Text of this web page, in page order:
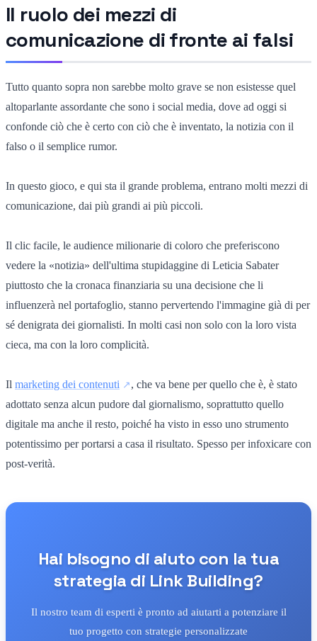
Il ruolo dei mezzi di
comunicazione di fronte ai falsi
Tutto quanto sopra non sarebbe molto grave se non esistesse quel
altoparlante assordante che sono i social media, dove ad oggi si
confonde ciò che è certo con ciò che è inventato, la notizia con il
falso o il semplice rumor.
In questo gioco, e qui sta il grande problema, entrano molti mezzi di
comunicazione, dai più grandi ai più piccoli.
Il clic facile, le audience milionarie di coloro che preferiscono
vedere la «notizia» dell'ultima stupidaggine di Leticia Sabater
piuttosto che la cronaca finanziaria su una decisione che li
influenzerà nel portafoglio, stanno pervertendo l'immagine già di per
sé denigrata dei giornalisti. In molti casi non solo con la loro vista
cieca, ma con la loro complicità.
Il marketing dei contenuti
, che va bene per quello che è, è stato
adottato senza alcun pudore dal giornalismo, soprattutto quello
digitale ma anche il resto, poiché ha visto in esso uno strumento
potentissimo per portarsi a casa il risultato. Spesso per infoxicare con
post-verità.
Hai bisogno di aiuto con la tua
strategia di Link Building?
Il nostro team di esperti è pronto ad aiutarti a potenziare il
tuo progetto con strategie personalizzate